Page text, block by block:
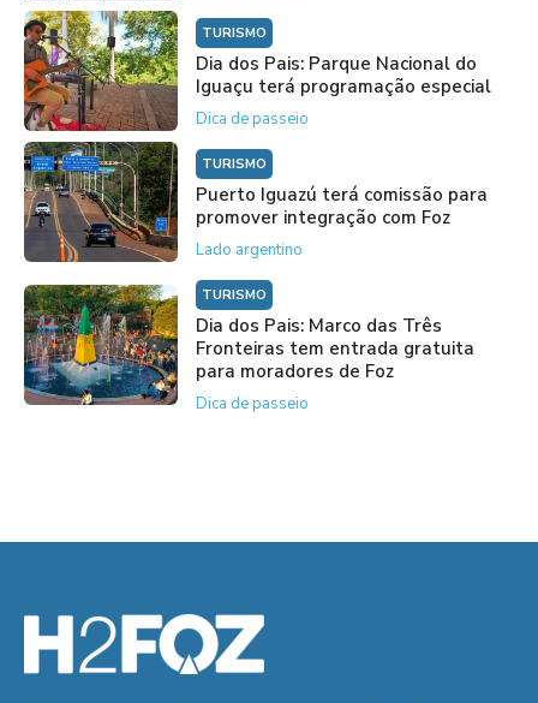
TURISMO
Dia dos Pais: Parque Nacional do
Iguaçu terá programação especial
Dica de passeio
TURISMO
Puerto Iguazú terá comissão para
promover integração com Foz
Lado argentino
TURISMO
Dia dos Pais: Marco das Três
Fronteiras tem entrada gratuita
para moradores de Foz
Dica de passeio